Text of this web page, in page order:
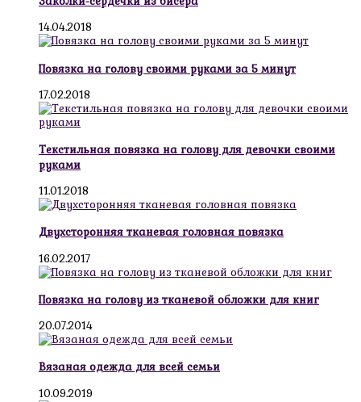
14.04.2018
Повязка на голову своими руками за 5 минут
17.02.2018
Текстильная повязка на голову для девочки своими
руками
11.01.2018
Двухсторонняя тканевая головная повязка
16.02.2017
Повязка на голову из тканевой обложки для книг
20.07.2014
Вязаная одежда для всей семьи
10.09.2019